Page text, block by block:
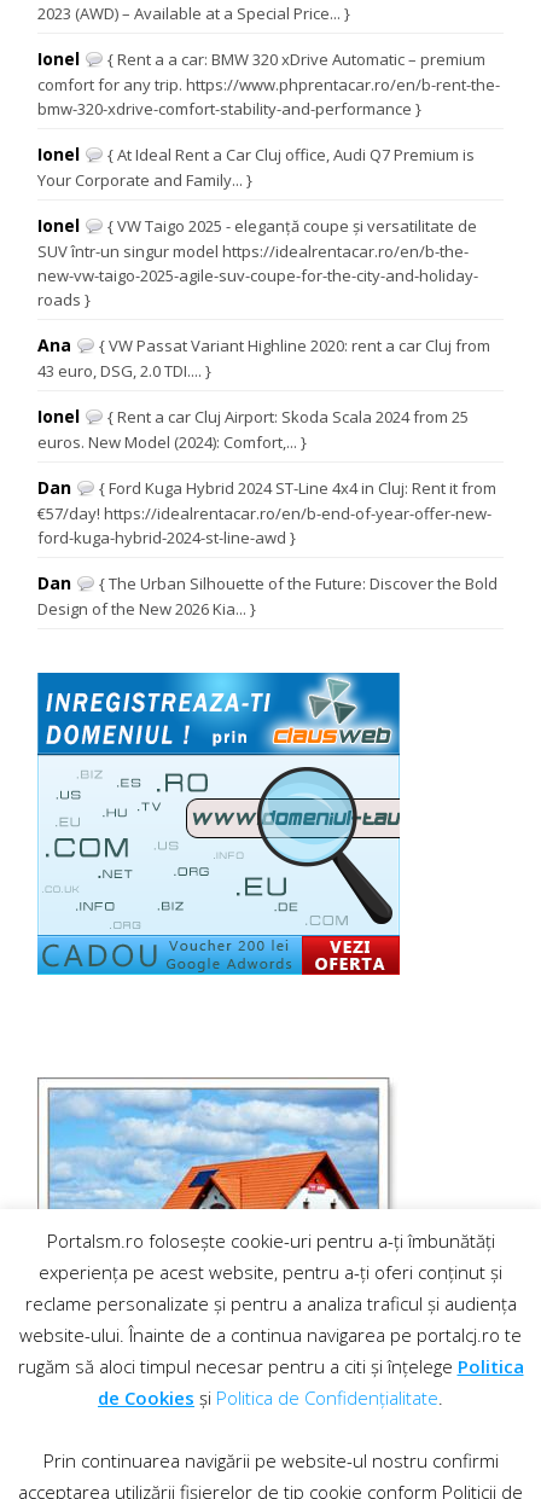
2023 (AWD) – Available at a Special Price... }
Ionel
{ Rent a a car: BMW 320 xDrive Automatic – premium
comfort for any trip. https://www.phprentacar.ro/en/b-rent-the-
bmw-320-xdrive-comfort-stability-and-performance }
Ionel
{ At Ideal Rent a Car Cluj office, Audi Q7 Premium is
Your Corporate and Family... }
Ionel
{ VW Taigo 2025 - eleganță coupe și versatilitate de
SUV într-un singur model https://idealrentacar.ro/en/b-the-
new-vw-taigo-2025-agile-suv-coupe-for-the-city-and-holiday-
roads }
Ana
{ VW Passat Variant Highline 2020: rent a car Cluj from
43 euro, DSG, 2.0 TDI.... }
Ionel
{ Rent a car Cluj Airport: Skoda Scala 2024 from 25
euros. New Model (2024): Comfort,... }
Dan
{ Ford Kuga Hybrid 2024 ST-Line 4x4 in Cluj: Rent it from
€57/day! https://idealrentacar.ro/en/b-end-of-year-offer-new-
ford-kuga-hybrid-2024-st-line-awd }
Dan
{ The Urban Silhouette of the Future: Discover the Bold
Design of the New 2026 Kia... }
Portalsm.ro folosește cookie-uri pentru a-ți îmbunătăți
experiența pe acest website, pentru a-ți oferi conținut și
reclame personalizate și pentru a analiza traficul și audiența
website-ului. Înainte de a continua navigarea pe portalcj.ro te
rugăm să aloci timpul necesar pentru a citi și înțelege Politica
de Cookies și Politica de Confidențialitate.
Prin continuarea navigării pe website-ul nostru confirmi
acceptarea utilizării fișierelor de tip cookie conform Politicii de